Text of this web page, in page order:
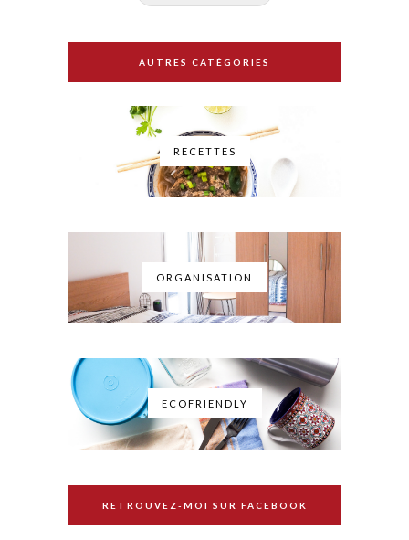
AUTRES CATÉGORIES
RECETTES
ORGANISATION
ECOFRIENDLY
RETROUVEZ-MOI SUR FACEBOOK